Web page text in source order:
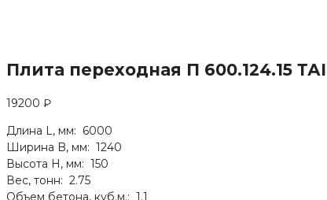
Плита переходная П 600.124.15
19200 ₽
Длина L, мм: 6000
Ширина B, мм: 1240
Высота H, мм: 150
Вес, тонн: 2.75
Объем бетона, куб.м.: 1.1